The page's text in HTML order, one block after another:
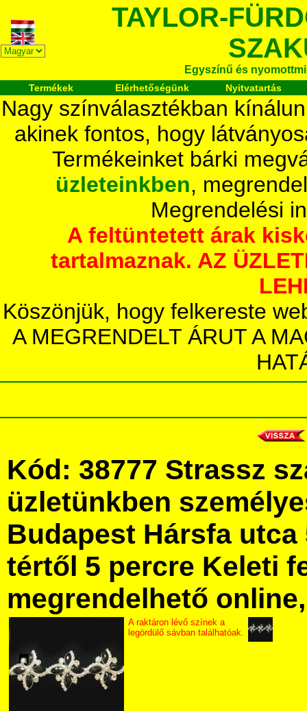
TAYLOR-
Egyszínű és
Termékek Elérhetőségünk Nyitvatartás
Nagy színválasztékban
akinek fontos, hogy
Termékeinket bárki
üzleteinkben,
Megrendelési
A feltüntetett árak
tartalmaznak. AZ
Köszönjük, hogy felkereste
A MEGRENDELT ÁRUT A
Kód: 38777 Strassz
üzletünkben
Budapest Hársfa utca
tértől 5 percre Keleti
megrendelhető
A raktáron lévő színek a
legördülő sávban találhatóak.